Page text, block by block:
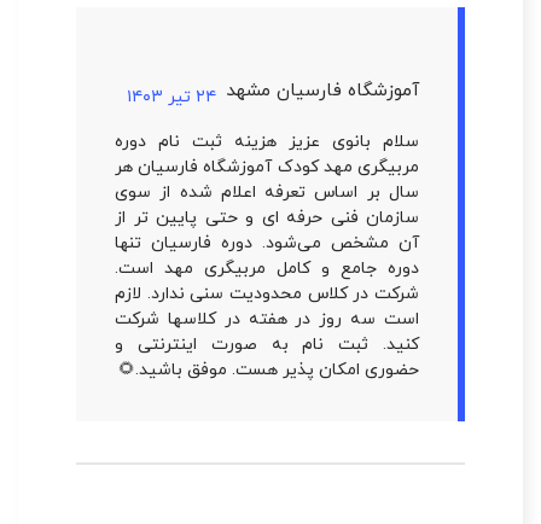
آموزشگاه فارسیان مشهد ۲۴ تیر ۱۴۰۳
سلام بانوی عزیز هزینه ثبت نام دوره
مربیگری مهد کودک آموزشگاه فارسیان هر
سال بر اساس تعرفه اعلام شده از سوی
سازمان فنی حرفه ای و حتی پایین تر از
آن مشخص می‌شود. دوره فارسیان تنها
دوره جامع و کامل مربیگری مهد است.
شرکت در کلاس محدودیت سنی ندارد. لازم
است سه روز در هفته در کلاسها شرکت
کنید. ثبت نام به صورت اینترنتی و
حضوری امکان پذیر هست. موفق باشید.🌻